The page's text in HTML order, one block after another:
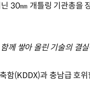
30㎜ 개틀링 기관총을
께 쌓아 올린 기술의 결
함(KDDX)과 충남급